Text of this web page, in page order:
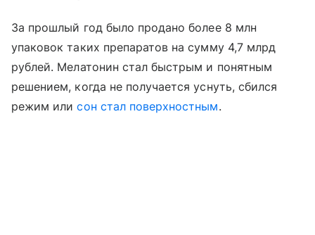
За прошлый год было продано более 8 млн
упаковок таких препаратов на сумму 4,7 млрд
рублей. Мелатонин стал быстрым и понятным
решением, когда не получается уснуть, сбился
режим илисон стал поверхностным.